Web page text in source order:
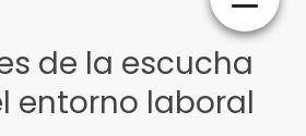
de la escucha
entorno laboral